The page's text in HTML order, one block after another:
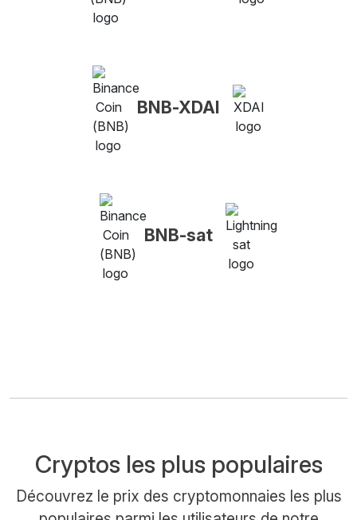
BNB-XDAI
BNB-sat
Cryptos les plus populaires
Découvrez le prix des cryptomonnaies les plus